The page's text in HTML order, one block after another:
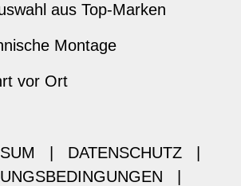
aus Top-Marken
Montage
vor Ort
DATENSCHUTZ